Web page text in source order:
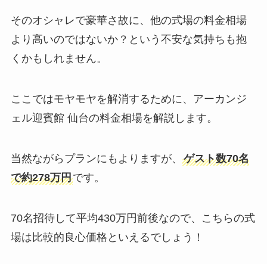
そのオシャレで豪華さ故に、他の式場の料金相場
より高いのではないか？という不安な気持ちも抱
くかもしれません。
ここではモヤモヤを解消するために、アーカンジ
ェル迎賓館 仙台の料金相場を解説します。
当然ながらプランにもよりますが、 ゲスト数70名
で約278万円です。
70名招待して平均430万円前後なので、こちらの式
場は比較的良心価格といえるでしょう！